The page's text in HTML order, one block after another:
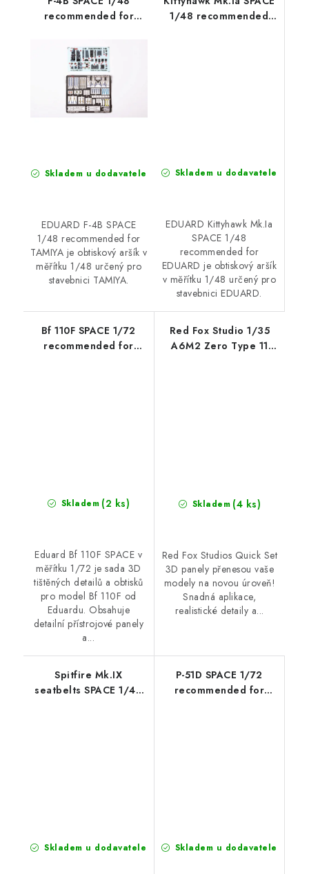
recommended for
Skladem u dodavatele
EDUARD F-4B SPACE
1/48 recommended for
TAMIYA je obtiskový aršík v
měřítku 1/48 určený pro
stavebnici TAMIYA.
1/48 recommended
Skladem u dodavatele
EDUARD Kittyhawk Mk.Ia
SPACE 1/48
recommended for
EDUARD je obtiskový aršík
v měřítku 1/48 určený pro
stavebnici EDUARD.
Bf 110F SPACE 1/72
recommended for
Skladem (2 ks)
Eduard Bf 110F SPACE v
měřítku 1/72 je sada 3D
tištěných detailů a obtisků
pro model Bf 110F od
Eduardu. Obsahuje
detailní přístrojové panely
a...
Red Fox Studio 1/35
A6M2 Zero Type 11
Skladem (4 ks)
Red Fox Studios Quick Set
3D panely přenesou vaše
modely na novou úroveň!
Snadná aplikace,
realistické detaily a...
Spitfire Mk.IX
seatbelts SPACE 1/48
Skladem u dodavatele
P-51D SPACE 1/72
recommended for
Skladem u dodavatele